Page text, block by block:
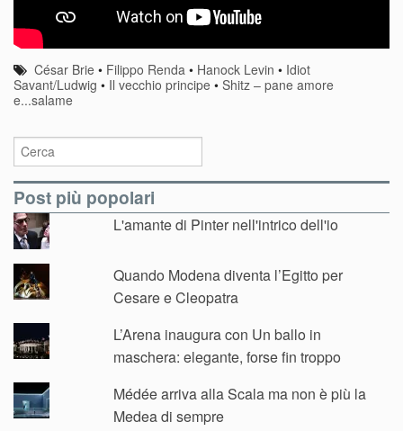
César Brie • Filippo Renda • Hanock Levin • Idiot
Savant/Ludwig • Il vecchio principe • Shitz – pane amore
e...salame
Post più popolari
L'amante di Pinter nell'intrico dell'io
Quando Modena diventa l’Egitto per
Cesare e Cleopatra
L’Arena inaugura con Un ballo in
maschera: elegante, forse fin troppo
Médée arriva alla Scala ma non è più la
Medea di sempre